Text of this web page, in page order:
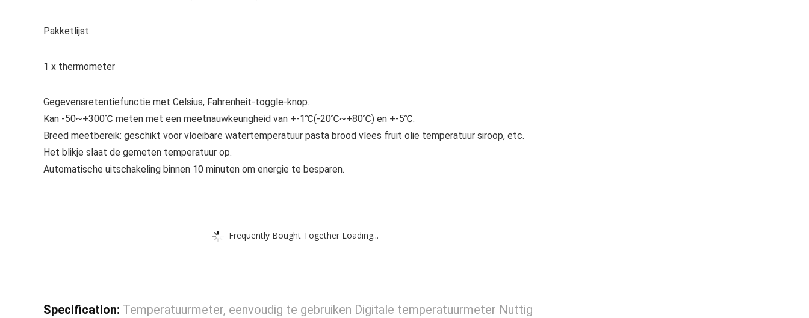
Pakketlijst:
1 x thermometer
Gegevensretentiefunctie met Celsius, Fahrenheit-toggle-knop.
Kan -50~+300℃ meten met een meetnauwkeurigheid van +-1℃(-20℃~+80℃) en +-5℃.
Breed meetbereik: geschikt voor vloeibare watertemperatuur pasta brood vlees fruit olie temperatuur siroop, etc.
Het blikje slaat de gemeten temperatuur op.
Automatische uitschakeling binnen 10 minuten om energie te besparen.
Frequently Bought Together Loading...
Specification: Temperatuurmeter, eenvoudig te gebruiken Digitale temperatuurmeter Nuttig